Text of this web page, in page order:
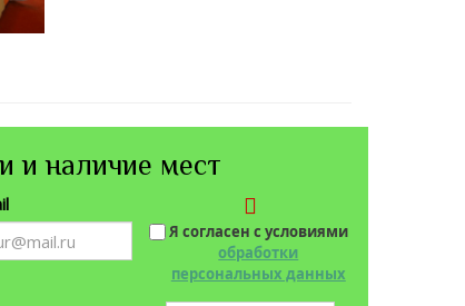
и наличие мест
Я согласен с условиями
обработки
персональных данных